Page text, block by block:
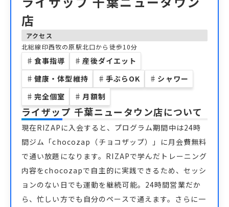
店
アクセス
北総線印西牧の原駅北口から徒歩10分
♯ 食事指導 ♯ 産後ダイエット
♯ 健康・体型維持 ♯ 手ぶらOK ♯ シャワー
♯ 完全個室 ♯ 月額制
ライザップ 千葉ニュータウン店について
現在RIZAPに入会すると、プログラム期間中は24時
間ジム「chocozap（チョコザップ）」に月会費無料
で通い放題になります。RIZAPで学んだトレーニング
内容をchocozapで自主的に実践できるため、セッシ
ョンのない日でも運動を継続可能。24時間営業だか
ら、忙しい方でも自分のペースで通えます。さらに一